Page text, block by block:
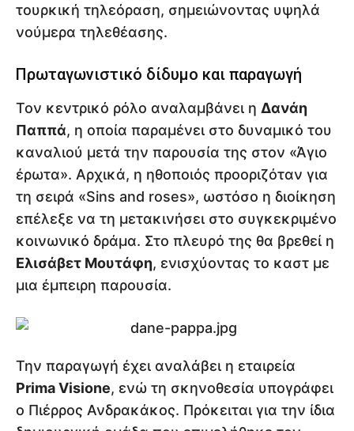
τουρκική τηλεόραση, σημειώνοντας υψηλά
νούμερα τηλεθέασης.
Πρωταγωνιστικό δίδυμο και παραγωγή
Τον κεντρικό ρόλο αναλαμβάνει η Δανάη
Παππά, η οποία παραμένει στο δυναμικό του
καναλιού μετά την παρουσία της στον «Άγιο
έρωτα». Αρχικά, η ηθοποιός προοριζόταν για
τη σειρά «Sins and roses», ωστόσο η διοίκηση
επέλεξε να τη μετακινήσει στο συγκεκριμένο
κοινωνικό δράμα. Στο πλευρό της θα βρεθεί η
Ελισάβετ Μουτάφη, ενισχύοντας το καστ με
μια έμπειρη παρουσία.
Την παραγωγή έχει αναλάβει η εταιρεία
Prima Visione, ενώ τη σκηνοθεσία υπογράφει
ο Πιέρρος Ανδρακάκος. Πρόκειται για την ίδια